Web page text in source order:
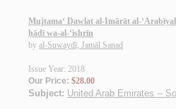
Mujtama‘ Dawlat al-Imārāt al-
ḥādī wa-al-‘ishrīn
by al-Suwaydī, Jamāl Sanad
Issue Year: 2018
Our Price: $28.00
Subject: United Arab Emirates --